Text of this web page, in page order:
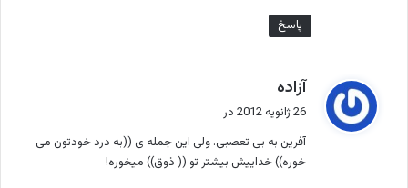
پاسخ
آزاده
:
26 ژانویه 2012 در
آفرین به بی تعصبی. ولی این جمله ی ((به درد خودتون می
خوره)) خداییش بیشتر تو (( ذوق)) میخوره!